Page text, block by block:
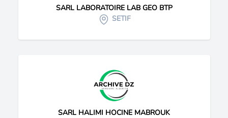
SARL LABORATOIRE LAB GEO BTP
SETIF
SARL HALIMI HOCINE MABROUK